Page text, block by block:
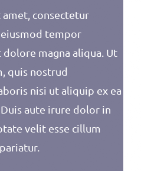
consectetur
tempor
magna aliqua. Ut
quis nostrud
nisi ut aliquip ex ea
aute irure dolor in
velit esse cillum